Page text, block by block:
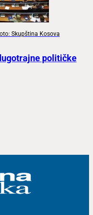
Skupština Kosova
političke